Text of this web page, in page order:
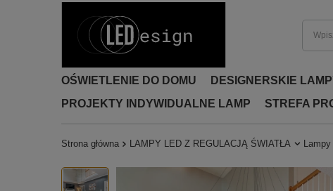
OŚWIETLENIE DO DOMU DESIGNERSKIE
PROJEKTY INDYWIDUALNE LAMP
STREFA
Strona główna LAMPY LED Z REGULACJĄ ŚWIATŁA